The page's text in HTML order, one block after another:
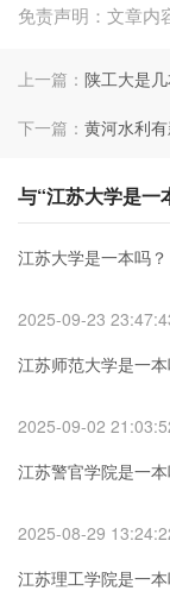
免责声明：文章内
上一篇： 陕工大是
下一篇： 黄河水利
与“江苏大学是一
江苏大学是一本吗？
2025-09-23
江苏师范大学是一
2025-09-02
江苏警官学院是一
2025-08-29
江苏理工学院是一